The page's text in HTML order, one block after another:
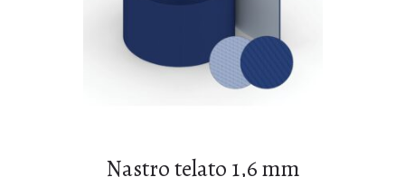
Nastro telato 1,6 mm